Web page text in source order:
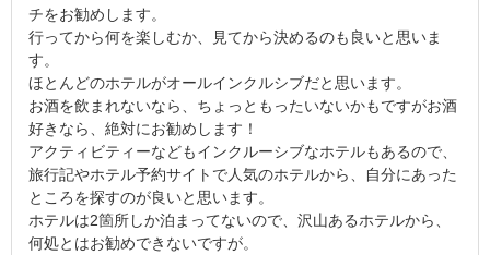
チをお勧めします。
行ってから何を楽しむか、見てから決めるのも良いと思いま
す。
ほとんどのホテルがオールインクルシブだと思います。
お酒を飲まれないなら、ちょっともったいないかもですがお酒
好きなら、絶対にお勧めします！
アクティビティーなどもインクルーシブなホテルもあるので、
旅行記やホテル予約サイトで人気のホテルから、自分にあった
ところを探すのが良いと思います。
ホテルは2箇所しか泊まってないので、沢山あるホテルから、
何処とはお勧めできないですが。